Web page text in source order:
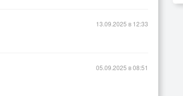
13.09.2025 в 12:33
05.09.2025 в 08:51